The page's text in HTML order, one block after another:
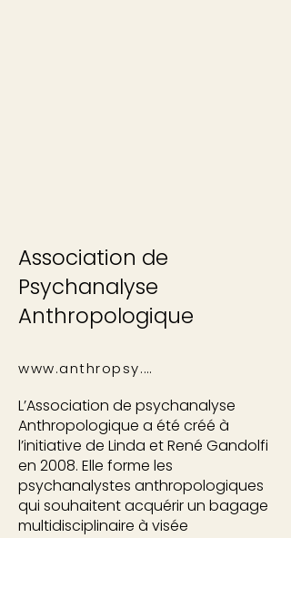
Association de
Psychanalyse
Anthropologique
www.anthropsy.org
L’Association de psychanalyse
Anthropologique a été créé à
l’initiative de Linda et René Gandolfi
en 2008. Elle forme les
psychanalystes anthropologiques
qui souhaitent acquérir un bagage
multidisciplinaire à visée